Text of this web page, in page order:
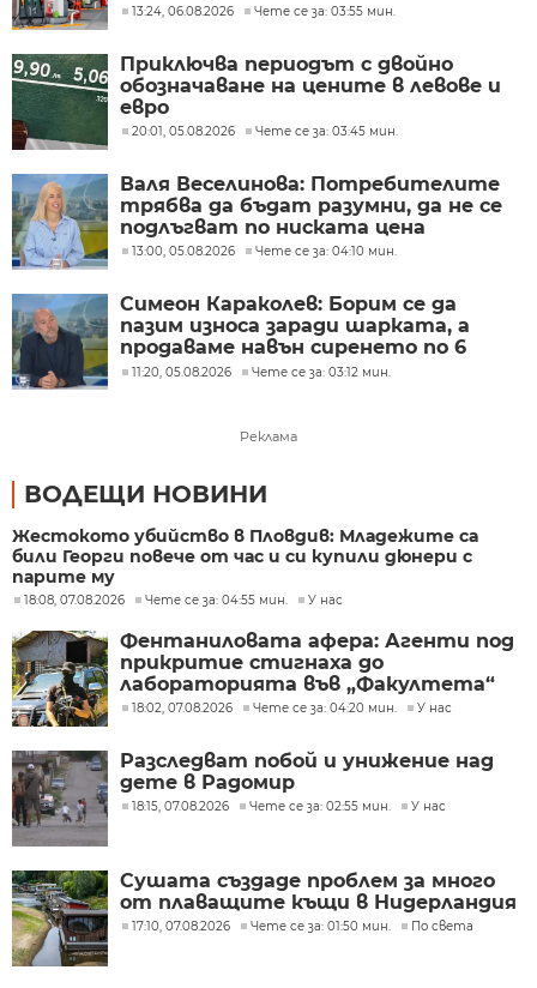
13:24, 06.08.2026 Чете се за: 03:55 мин.
Приключва периодът с двойно
обозначаване на цените в левове и
евро
20:01, 05.08.2026 Чете се за: 03:45 мин.
Валя Веселинова: Потребителите
трябва да бъдат разумни, да не се
подлъгват по ниската цена
13:00, 05.08.2026 Чете се за: 04:10 мин.
Симеон Караколев: Борим се да
пазим износа заради шарката, а
продаваме навън сиренето по 6
евро, тук го купуваме по 15-18 евро
11:20, 05.08.2026 Чете се за: 03:12 мин.
Реклама
ВОДЕЩИ НОВИНИ
Жестокото убийство в Пловдив: Младежите са
били Георги повече от час и си купили дюнери с
парите му
18:08, 07.08.2026 Чете се за: 04:55 мин. У нас
Фентаниловата афера: Агенти под
прикритие стигнаха до
лабораторията във „Факултета“
18:02, 07.08.2026 Чете се за: 04:20 мин. У нас
Разследват побой и унижение над
дете в Радомир
18:15, 07.08.2026 Чете се за: 02:55 мин. У нас
Сушата създаде проблем за много
от плаващите къщи в Нидерландия
17:10, 07.08.2026 Чете се за: 01:50 мин. По света